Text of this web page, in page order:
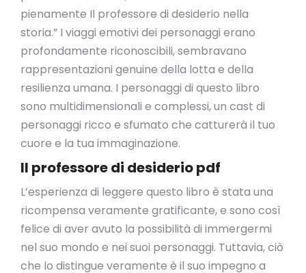
pienamente Il professore di desiderio nella
storia.” I viaggi emotivi dei personaggi erano
profondamente riconoscibili, sembravano
rappresentazioni genuine della lotta e della
resilienza umana. I personaggi di questo libro
sono multidimensionali e complessi, un cast di
personaggi ricco e sfumato che catturerà il tuo
cuore e la tua immaginazione.
Il professore di desiderio pdf
L’esperienza di leggere questo libro è stata una
ricompensa veramente gratificante, e sono così
felice di aver avuto la possibilità di immergermi
nel suo mondo e nei suoi personaggi. Tuttavia, ciò
che lo distingue veramente è il suo impegno a